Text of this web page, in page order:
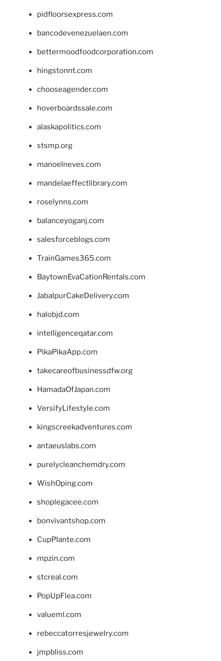
pidfloorsexpress.com
bancodevenezuelaen.com
bettermoodfoodcorporation.com
hingstonnt.com
chooseagender.com
hoverboardssale.com
alaskapolitics.com
stsmp.org
manoelneves.com
mandelaeffectlibrary.com
roselynns.com
balanceyoganj.com
salesforceblogs.com
TrainGames365.com
BaytownEvaCationRentals.com
JabalpurCakeDelivery.com
halobjd.com
intelligenceqatar.com
PikaPikaApp.com
takecareofbusinessdfw.org
HamadaOfJapan.com
VersifyLifestyle.com
kingscreekadventures.com
antaeuslabs.com
purelycleanchemdry.com
WishOping.com
shoplegacee.com
bonvivantshop.com
CupPlante.com
mpzin.com
stcreal.com
PopUpFlea.com
valueml.com
rebeccatorresjewelry.com
jmpbliss.com